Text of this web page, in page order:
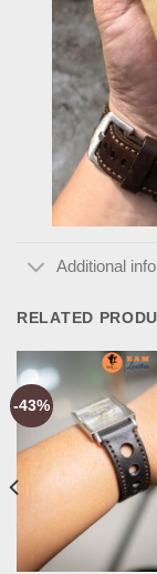
Additional
RELATED
-43%